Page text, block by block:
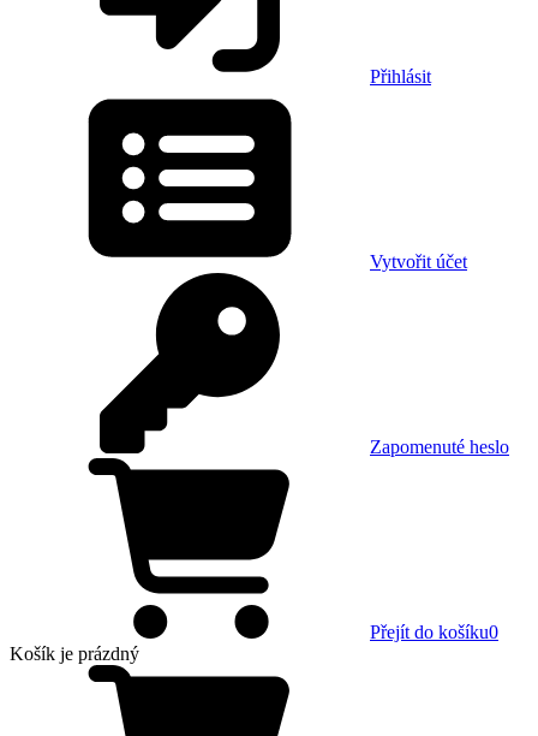
Přihlásit
Vytvořit účet
Zapomenuté heslo
Přejít do košíku0
Košík je prázdný